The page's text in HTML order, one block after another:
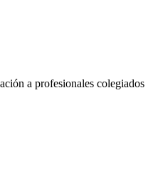
a profesionales colegiados